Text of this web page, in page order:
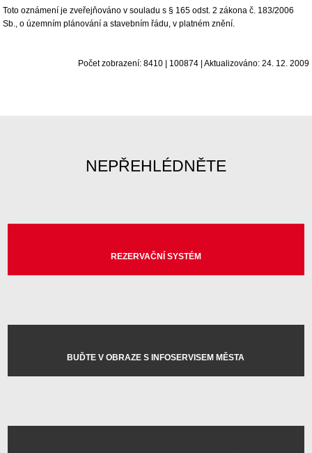
Toto oznámení je zveřejňováno v souladu s § 165 odst. 2 zákona č. 183/2006
Sb., o územním plánování a stavebním řádu, v platném znění.
Počet zobrazení: 8410 | 100874 | Aktualizováno: 24. 12. 2009
NEPŘEHLÉDNĚTE
REZERVAČNÍ SYSTÉM
BUĎTE V OBRAZE S INFOSERVISEM MĚSTA